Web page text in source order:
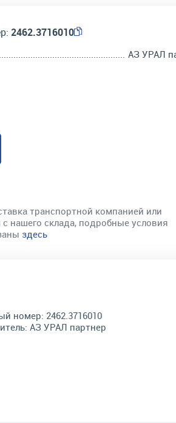
2462.3716010
АЗ УРАЛ
транспортной компанией или
нашего склада, подробные условия
здесь
номер: 2462.3716010
АЗ УРАЛ партнер